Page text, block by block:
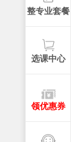
整专业套餐
选课中心
领优惠券